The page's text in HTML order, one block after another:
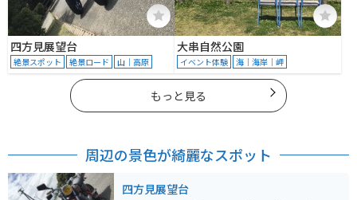
四方見展望台
絶景スポット 絶景ロード 山｜高原
大串自然公園
イベント体験 海｜海岸｜岬
もっと見る
周辺の景色が綺麗なスポット
四方見展望台